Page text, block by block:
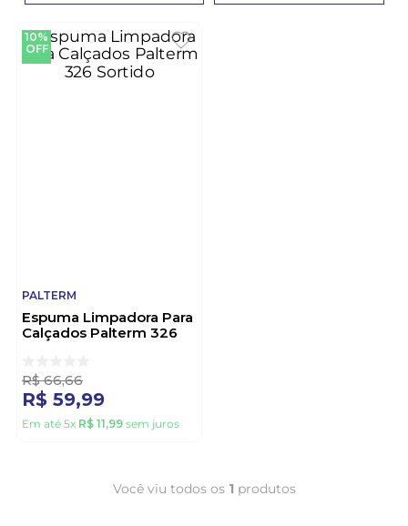
10%
OFF
PALTERM
Espuma Limpadora Para
Calçados Palterm 326
R$ 66,66
R$ 59,99
Em até 5x R$ 11,99 sem juros
Você viu todos os 1 produtos